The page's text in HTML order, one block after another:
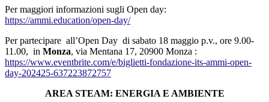
Per maggiori informazioni sugli Open day:
https://ammi.education/open-day/
Per partecipare all’Open Day di sabato 18 maggio p.v., ore 9.00-
11.00, in Monza, via Mentana 17, 20900 Monza :
https://www.eventbrite.com/e/biglietti-fondazione-its-ammi-open-
day-202425-637223872757
AREA STEAM: ENERGIA E AMBIENTE